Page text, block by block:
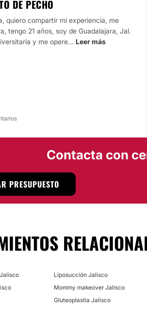
DE PECHO
quiero compartir mi experiencia, me
tengo 21 años, soy de Guadalajara, Jal.
y me opere... Leer más
Contacta con
PRESUPUESTO
Liposucción Jalisco
Mommy makeover Jalisco
Gluteoplastia Jalisco